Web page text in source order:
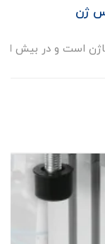
ژن
است و در بیش از